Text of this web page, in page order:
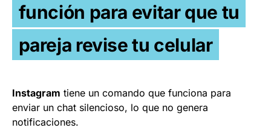
función para evitar que tu
pareja revise tu celular
Instagram tiene un comando que funciona para
enviar un chat silencioso, lo que no genera
notificaciones.